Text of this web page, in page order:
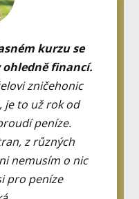
kurzu se
ohledně financí.
zničehonic
je to už rok od
peníze.
z různých
nemusím o nic
pro peníze